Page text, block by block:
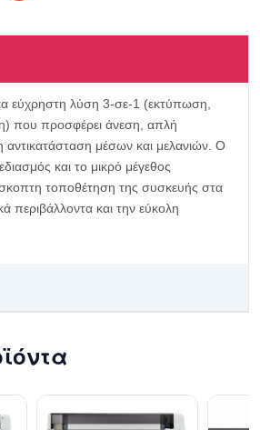
εύχρηστη λύση 3-σε-1 (εκτύπωση,
που προσφέρει άνεση, απλή
αντικατάσταση μέσων και μελανιών. Ο
και το μικρό μέγεθος
τοποθέτηση της συσκευής στα
περιβάλλοντα και την εύκολη